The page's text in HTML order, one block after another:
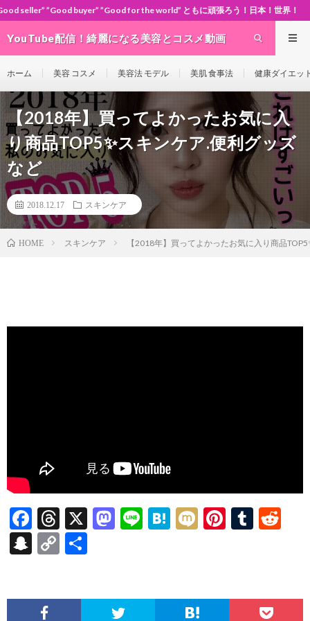
”Good for the world” ともに頑張ろう！日本！世界！
YouTube配信！綺麗になる美容とコスメ動画
ホーム 美容 コスメ 美容法 モデル 美肌 食事法 健康ダイエッ
【2018年】買ってよかったお気に入
り商品TOP5✨スキンケア.便利グッズ
など
2018.12.17 スキンケア
HOME スキンケア 【2018年】買ってよかったお気に入り商品
F
ac
e
o
T
hr
ea
X
M
o
Li H
a
M Pi
t
T
r
t
S
pc
C